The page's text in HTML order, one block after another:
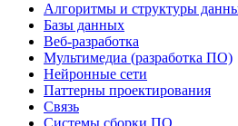
Алгоритмы и структуры
Базы данных
Веб-разработка
Мультимедиа (разработка ПО)
Нейронные сети
Паттерны проектирования
Связь
Системы сборки ПО